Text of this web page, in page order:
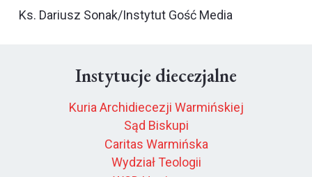
Ks. Dariusz Sonak/Instytut Gość Media
Instytucje diecezjalne
Kuria Archidiecezji Warmińskiej
Sąd Biskupi
Caritas Warmińska
Wydział Teologii